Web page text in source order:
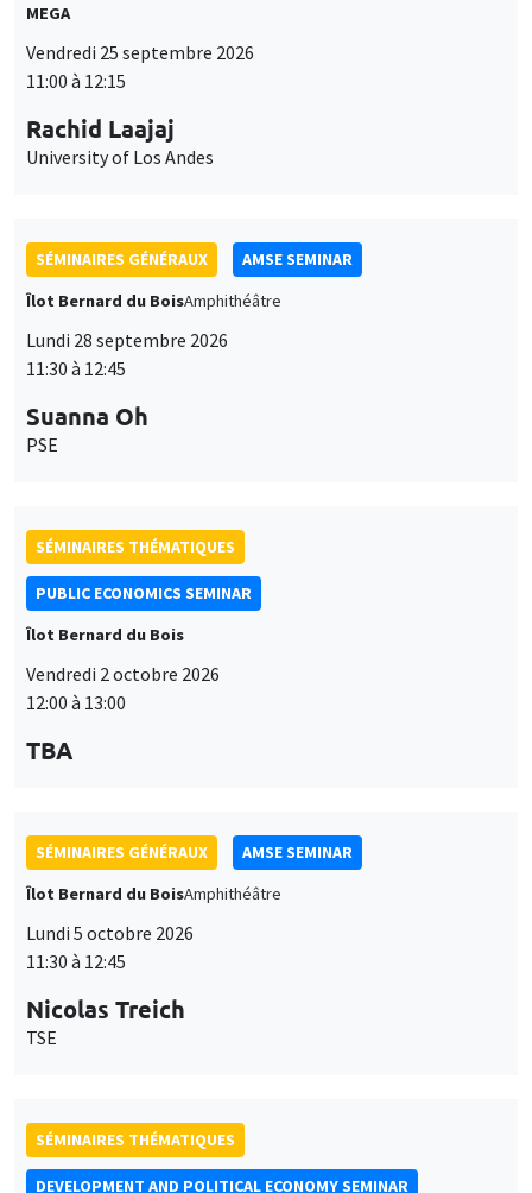
MEGA
Vendredi 25 septembre 2026
11:00 à 12:15
Rachid Laajaj
University of Los Andes
SÉMINAIRES GÉNÉRAUX
AMSE SEMINAR
Îlot Bernard du BoisAmphithéâtre
Lundi 28 septembre 2026
11:30 à 12:45
Suanna Oh
PSE
SÉMINAIRES THÉMATIQUES
PUBLIC ECONOMICS SEMINAR
Îlot Bernard du Bois
Vendredi 2 octobre 2026
12:00 à 13:00
TBA
SÉMINAIRES GÉNÉRAUX
AMSE SEMINAR
Îlot Bernard du BoisAmphithéâtre
Lundi 5 octobre 2026
11:30 à 12:45
Nicolas Treich
TSE
SÉMINAIRES THÉMATIQUES
DEVELOPMENT AND POLITICAL ECONOMY SEMINAR